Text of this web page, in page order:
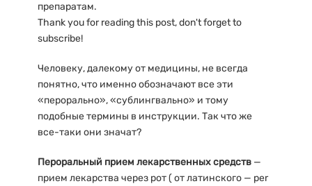
препаратам.
Thank you for reading this post, don't forget to
subscribe!
Человеку, далекому от медицины, не всегда
понятно, что именно обозначают все эти
«перорально», «сублингвально» и тому
подобные термины в инструкции. Так что же
все-таки они значат?
Пероральный прием лекарственных средств —
прием лекарства через рот ( от латинского — per